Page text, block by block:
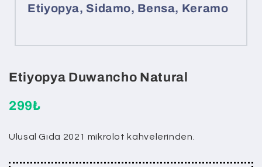
Etiyopya, Sidamo, Bensa, Keramo
Etiyopya Duwancho Natural
299₺
Ulusal Gıda 2021 mikrolot kahvelerinden.